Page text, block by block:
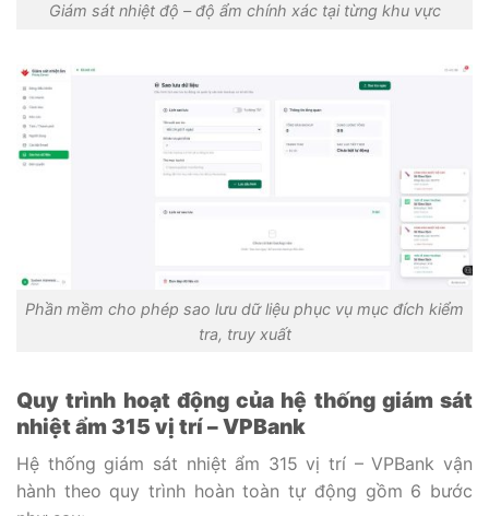
Giám sát nhiệt độ – độ ẩm chính xác tại từng khu vực
Phần mềm cho phép sao lưu dữ liệu phục vụ mục đích kiểm
tra, truy xuất
Quy trình hoạt động của hệ thống giám sát
nhiệt ẩm 315 vị trí – VPBank
Hệ thống giám sát nhiệt ẩm 315 vị trí – VPBank vận
hành theo quy trình hoàn toàn tự động gồm 6 bước